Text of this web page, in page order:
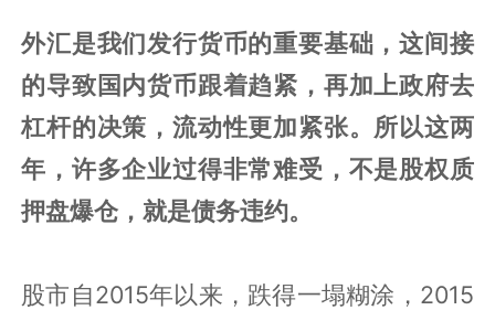
外汇是我们发行货币的重要基础，这间接
的导致国内货币跟着趋紧，再加上政府去
杠杆的决策，流动性更加紧张。所以这两
年，许多企业过得非常难受，不是股权质
押盘爆仓，就是债务违约。
股市自2015年以来，跌得一塌糊涂，2015